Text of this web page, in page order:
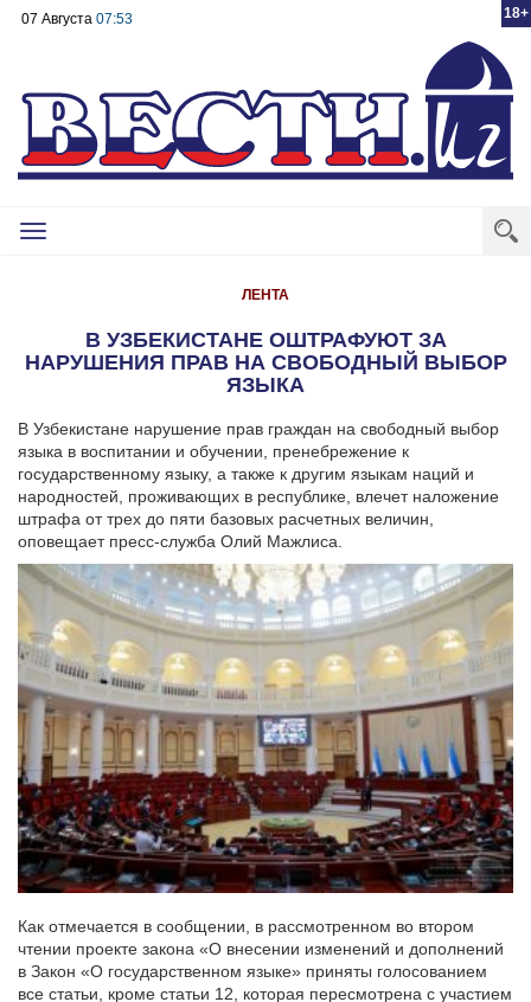
18+
07 Августа 07:53
Toggle
ЛЕНТА
В УЗБЕКИСТАНЕ ОШТРАФУЮТ ЗА
НАРУШЕНИЯ ПРАВ НА СВОБОДНЫЙ ВЫБОР
ЯЗЫКА
В Узбекистане нарушение прав граждан на свободный выбор
языка в воспитании и обучении, пренебрежение к
государственному языку, а также к другим языкам наций и
народностей, проживающих в республике, влечет наложение
штрафа от трех до пяти базовых расчетных величин,
оповещает пресс-служба Олий Мажлиса.
Как отмечается в сообщении, в рассмотренном во втором
чтении проекте закона «О внесении изменений и дополнений
в Закон «О государственном языке» приняты голосованием
все статьи, кроме статьи 12, которая пересмотрена с участием